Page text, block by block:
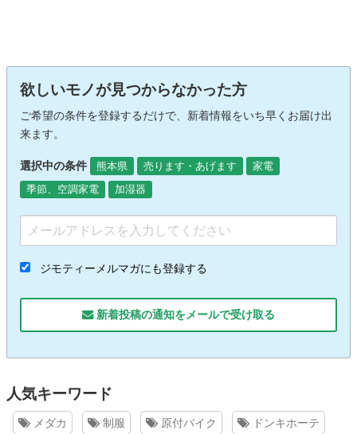
欲しいモノが見つからなかった方
ご希望の条件を登録するだけで、新着情報をいち早くお届け出
来ます。
選択中の条件 熊本県 売ります・あげます
家電
季節、空調家電
加湿器
ジモティーメルマガにも登録する
新着投稿の通知をメールで受け取る
人気キーワード
メダカ 制服 原付バイク ドンキホーテ